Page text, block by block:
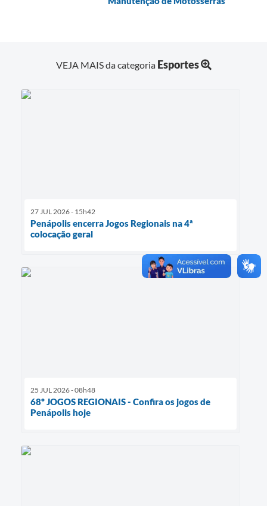
VEJA MAIS da categoria Esportes
27 JUL 2026 - 15h42
Penápolis encerra Jogos Regionais na 4ª
colocação geral
25 JUL 2026 - 08h48
68º JOGOS REGIONAIS - Confira os jogos de
Penápolis hoje